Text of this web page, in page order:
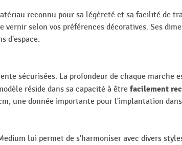
reconnu pour sa légèreté et sa facilité de
selon vos préférences décoratives. Ses
d'espace.
sécurisées. La profondeur de chaque marche
réside dans sa capacité à être facilement
une donnée importante pour l'implantation
lui permet de s'harmoniser avec divers